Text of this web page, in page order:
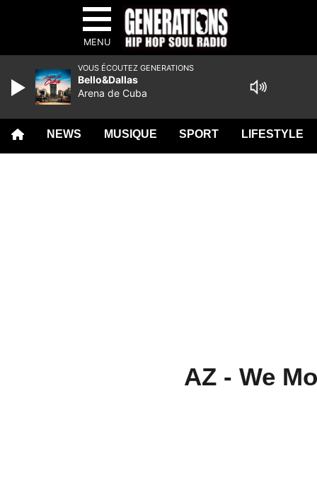
MENU
NEWS MUSIQUE SPORT LIFESTYLE
AZ - We
VOUS ÉCOUTEZ GENERATIONS
Bello&Dallas
Arena de Cuba